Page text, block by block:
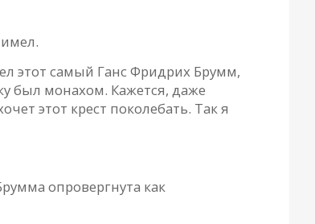
этот самый Ганс Фридрих Брумм,
был монахом. Кажется, даже
этот крест поколебать. Так я
опровергнута как